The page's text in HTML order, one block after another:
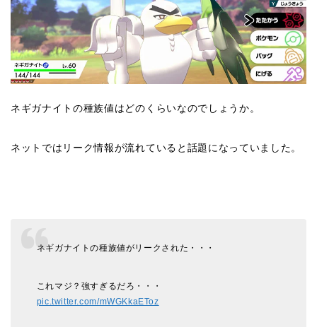
ネギガナイトの種族値はどのくらいなのでしょうか。
ネットではリーク情報が流れていると話題になっていました。
ネギガナイトの種族値がリークされた・・・
これマジ？強すぎるだろ・・・
pic.twitter.com/mWGKkaEToz